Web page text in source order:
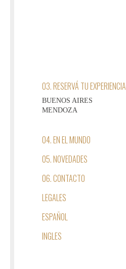
03. RESERVÁ TU EXPERIENCIA
BUENOS AIRES
MENDOZA
04. EN EL MUNDO
05. NOVEDADES
06. CONTACTO
LEGALES
ESPAÑOL
INGLES